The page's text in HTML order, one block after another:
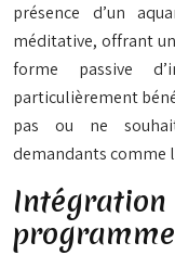
présence d’un
méditative, offrant
forme passive
particulièrement
pas ou ne
demandants comme
Intégration